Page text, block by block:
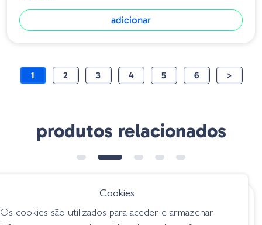
adicionar
1 2 3 4 5 6 >
produtos relacionados
€ 5.50
Amostra Ninja Craw Zman CrawZ TRD
Cookies
Os cookies são utilizados para aceder e armazenar